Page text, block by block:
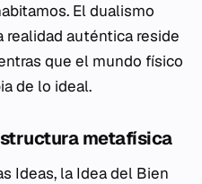
El dualismo
auténtica reside
que el mundo físico
de lo ideal.
metafísica
Ideas, la Idea del Bien